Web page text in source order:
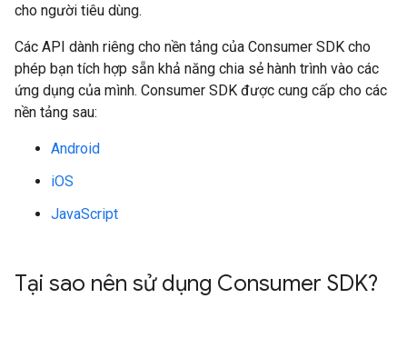
cho người tiêu dùng.
Các API dành riêng cho nền tảng của Consumer SDK cho
phép bạn tích hợp sẵn khả năng chia sẻ hành trình vào các
ứng dụng của mình. Consumer SDK được cung cấp cho các
nền tảng sau:
Android
iOS
JavaScript
Tại sao nên sử dụng Consumer SDK?